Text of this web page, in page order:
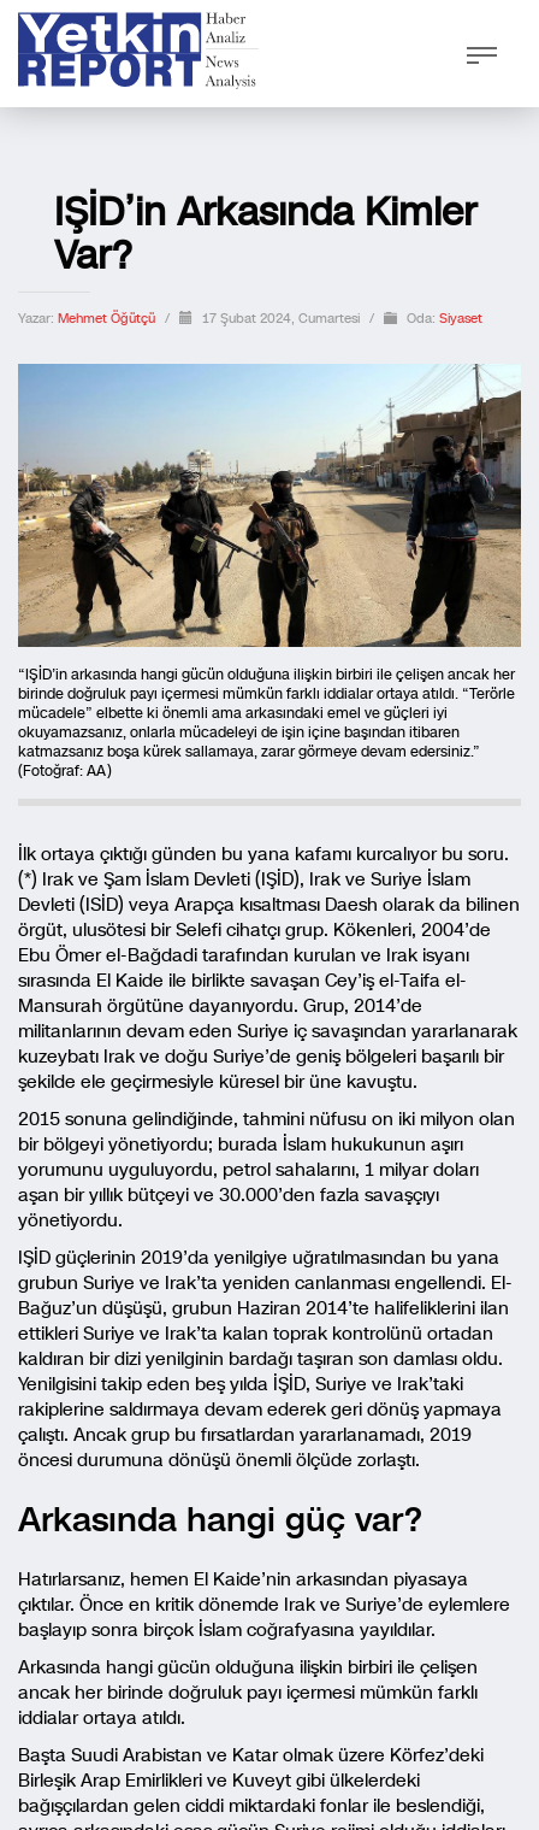
IŞİD’in Arkasında Kimler
Var?
Yazar: Mehmet Öğütçü / 17 Şubat 2024, Cumartesi / Oda: Siyaset
“IŞİD’in arkasında hangi gücün olduğuna ilişkin birbiri ile çelişen ancak her
birinde doğruluk payı içermesi mümkün farklı iddialar ortaya atıldı. “Terörle
mücadele” elbette ki önemli ama arkasındaki emel ve güçleri iyi
okuyamazsanız, onlarla mücadeleyi de işin içine başından itibaren
katmazsanız boşa kürek sallamaya, zarar görmeye devam edersiniz.”
(Fotoğraf: AA)
İlk ortaya çıktığı günden bu yana kafamı kurcalıyor bu soru.
(*) Irak ve Şam İslam Devleti (IŞİD), Irak ve Suriye İslam
Devleti (ISİD) veya Arapça kısaltması Daesh olarak da bilinen
örgüt, ulusötesi bir Selefi cihatçı grup. Kökenleri, 2004’de
Ebu Ömer el-Bağdadi tarafından kurulan ve Irak isyanı
sırasında El Kaide ile birlikte savaşan Cey’iş el-Taifa el-
Mansurah örgütüne dayanıyordu. Grup, 2014’de
militanlarının devam eden Suriye iç savaşından yararlanarak
kuzeybatı Irak ve doğu Suriye’de geniş bölgeleri başarılı bir
şekilde ele geçirmesiyle küresel bir üne kavuştu.
2015 sonuna gelindiğinde, tahmini nüfusu on iki milyon olan
bir bölgeyi yönetiyordu; burada İslam hukukunun aşırı
yorumunu uyguluyordu, petrol sahalarını, 1 milyar doları
aşan bir yıllık bütçeyi ve 30.000’den fazla savaşçıyı
yönetiyordu.
IŞİD güçlerinin 2019’da yenilgiye uğratılmasından bu yana
grubun Suriye ve Irak’ta yeniden canlanması engellendi. El-
Bağuz’un düşüşü, grubun Haziran 2014’te halifeliklerini ilan
ettikleri Suriye ve Irak’ta kalan toprak kontrolünü ortadan
kaldıran bir dizi yenilginin bardağı taşıran son damlası oldu.
Yenilgisini takip eden beş yılda İŞİD, Suriye ve Irak’taki
rakiplerine saldırmaya devam ederek geri dönüş yapmaya
çalıştı. Ancak grup bu fırsatlardan yararlanamadı, 2019
öncesi durumuna dönüşü önemli ölçüde zorlaştı.
Arkasında hangi güç var?
Hatırlarsanız, hemen El Kaide’nin arkasından piyasaya
çıktılar. Önce en kritik dönemde Irak ve Suriye’de eylemlere
başlayıp sonra birçok İslam coğrafyasına yayıldılar.
Arkasında hangi gücün olduğuna ilişkin birbiri ile çelişen
ancak her birinde doğruluk payı içermesi mümkün farklı
iddialar ortaya atıldı.
Başta Suudi Arabistan ve Katar olmak üzere Körfez’deki
Birleşik Arap Emirlikleri ve Kuveyt gibi ülkelerdeki
bağışçılardan gelen ciddi miktardaki fonlar ile beslendiği,